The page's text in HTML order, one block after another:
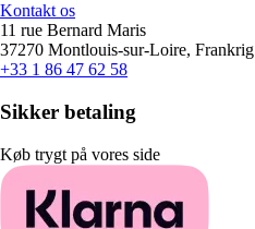
Kontakt os
11 rue Bernard Maris
37270 Montlouis-sur-Loire, Frankrig
+33 1 86 47 62 58
Sikker betaling
Køb trygt på vores side